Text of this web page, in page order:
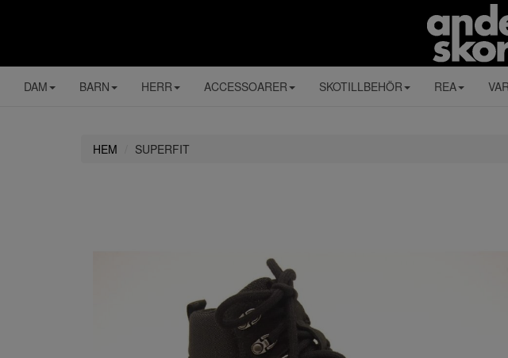
DAM BARN HERR ACCESSOARER SKOTILLBEHÖR REA
HEM SUPERFIT